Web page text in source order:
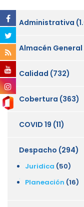
Administrativa
Almacén
Calidad (732)
Cobertura (363)
COVID 19 (11)
Despacho (294)
Juridica (50)
Planeación (16)